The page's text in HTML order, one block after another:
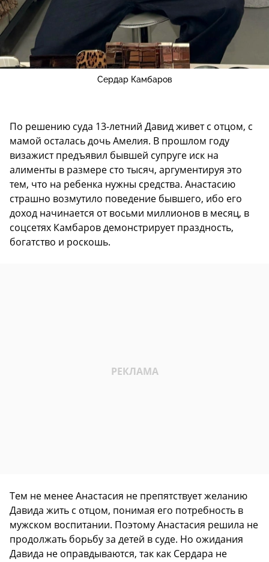
Сердар Камбаров
По решению суда 13-летний Давид живет с отцом, с
мамой осталась дочь Амелия. В прошлом году
визажист предъявил бывшей супруге иск на
алименты в размере сто тысяч, аргументируя это
тем, что на ребенка нужны средства. Анастасию
страшно возмутило поведение бывшего, ибо его
доход начинается от восьми миллионов в месяц, в
соцсетях Камбаров демонстрирует праздность,
богатство и роскошь.
Тем не менее Анастасия не препятствует желанию
Давида жить с отцом, понимая его потребность в
мужском воспитании. Поэтому Анастасия решила не
продолжать борьбу за детей в суде. Но ожидания
Давида не оправдываются, так как Сердара не